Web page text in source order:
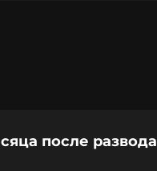
после развода